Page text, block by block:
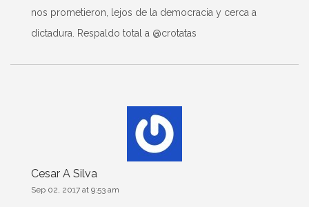
nos prometieron, lejos de la democracia y cerca a
dictadura. Respaldo total a @crotatas
Cesar A Silva
Sep 02, 2017 at 9:53 am